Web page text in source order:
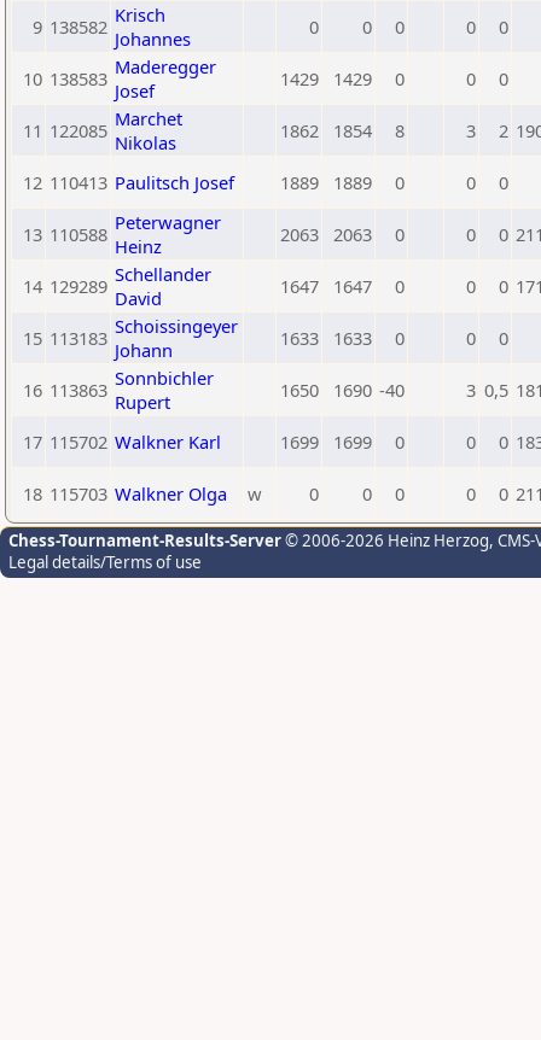
9 138582 Krisch
Johannes
0 0 0 0 0
10 138583 Maderegger
Josef
1429 1429 0 0 0
11 122085 Marchet
Nikolas
1862 1854 8 3 2
12 110413 Paulitsch Josef 1889 1889 0 0 0
13 110588 Peterwagner
Heinz
2063 2063 0 0 0
14 129289 Schellander
David
1647 1647 0 0 0
15 113183 Schoissingeyer
Johann
1633 1633 0 0 0
16 113863 Sonnbichler
Rupert
1650 1690 -40 3 0,5
17 115702 Walkner Karl 1699 1699 0 0 0
18 115703 Walkner Olga w 0 0 0 0 0
Chess-Tournament-Results-Server© 2006-2026 Heinz Herzog,
Legal details/Terms of use